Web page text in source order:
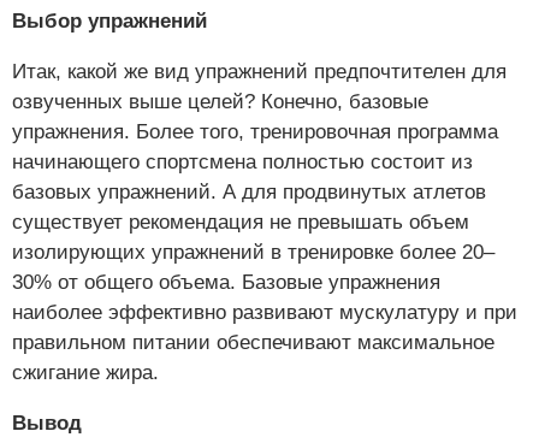
Выбор упражнений
Итак, какой же вид упражнений предпочтителен для
озвученных выше целей? Конечно, базовые
упражнения. Более того, тренировочная программа
начинающего спортсмена полностью состоит из
базовых упражнений. А для продвинутых атлетов
существует рекомендация не превышать объем
изолирующих упражнений в тренировке более 20–
30% от общего объема. Базовые упражнения
наиболее эффективно развивают мускулатуру и при
правильном питании обеспечивают максимальное
сжигание жира.
Вывод